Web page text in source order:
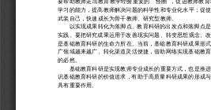
学习的能力，提高教师解决问题的科学性和专业化水平；促
武装自己，快速成长为骨干教师、研究型教师。
以实现成果转化为落脚点。教育科研的出发点和落脚点
实践。要把研究成果运用于改善现实问题、转变思想观念、
是基础教育科研的生命力所在。当前，基础教育科研成果形
广领域越来越广、转化渠道灵活便捷，借助网络实现基础教
的必然。
基础教育科研是实现教师专业成长的重要方式，也是推
识基础教育科研的价值追求，有助于高质量科研成果的形成
具有重要作用。